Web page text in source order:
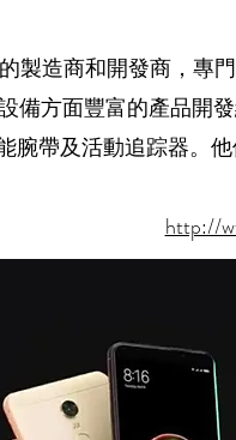
製造商和開發商，專
備方面豐富的產品開
腕帶及活動追踪器。
http://